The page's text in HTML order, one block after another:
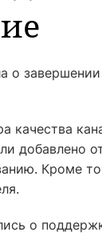
о
качества
добавлено
Кроме
о